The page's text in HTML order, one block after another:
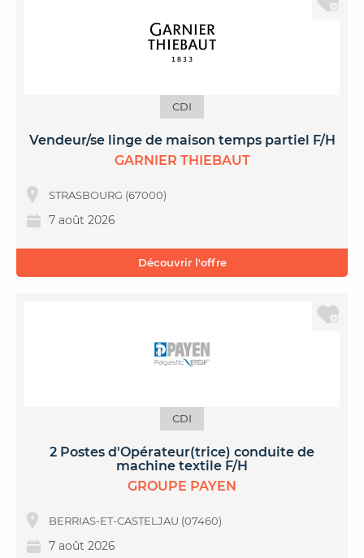
CDI
Vendeur/se linge de maison temps partiel F/H
GARNIER THIEBAUT
STRASBOURG (67000)
7 août 2026
Découvrir l'offre
CDI
2 Postes d'Opérateur(trice) conduite de
machine textile F/H
GROUPE PAYEN
BERRIAS-ET-CASTELJAU (07460)
7 août 2026